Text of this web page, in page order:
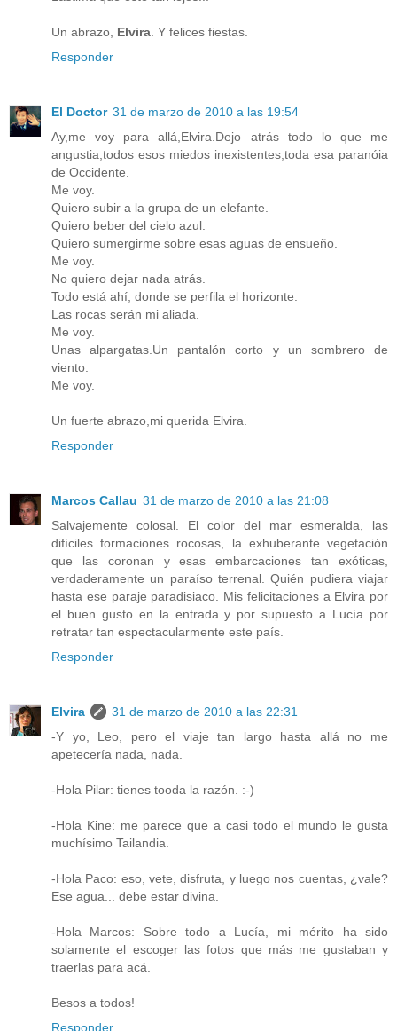
Un abrazo, Elvira . Y felices fiestas.
Responder
El Doctor 31 de marzo de 2010 a las 19:54
Ay,me voy para allá,Elvira.Dejo atrás todo lo que me
angustia,todos esos miedos inexistentes,toda esa paranóia
de Occidente.
Me voy.
Quiero subir a la grupa de un elefante.
Quiero beber del cielo azul.
Quiero sumergirme sobre esas aguas de ensueño.
Me voy.
No quiero dejar nada atrás.
Todo está ahí, donde se perfila el horizonte.
Las rocas serán mi aliada.
Me voy.
Unas alpargatas.Un pantalón corto y un sombrero de
viento.
Me voy.
Un fuerte abrazo,mi querida Elvira.
Responder
Marcos Callau 31 de marzo de 2010 a las 21:08
Salvajemente colosal. El color del mar esmeralda, las
difíciles formaciones rocosas, la exhuberante vegetación
que las coronan y esas embarcaciones tan exóticas,
verdaderamente un paraíso terrenal. Quién pudiera viajar
hasta ese paraje paradisiaco. Mis felicitaciones a Elvira por
el buen gusto en la entrada y por supuesto a Lucía por
retratar tan espectacularmente este país.
Responder
Elvira
31 de marzo de 2010 a las 22:31
-Y yo, Leo, pero el viaje tan largo hasta allá no me
apetecería nada, nada.
-Hola Pilar: tienes tooda la razón. :-)
-Hola Kine: me parece que a casi todo el mundo le gusta
muchísimo Tailandia.
-Hola Paco: eso, vete, disfruta, y luego nos cuentas, ¿vale?
Ese agua... debe estar divina.
-Hola Marcos: Sobre todo a Lucía, mi mérito ha sido
solamente el escoger las fotos que más me gustaban y
traerlas para acá.
Besos a todos!
Responder